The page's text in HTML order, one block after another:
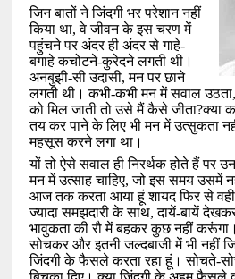
जिन बातों ने जिंदगी भर परेशान नहीं
किया था, वे जीवन के इस चरण में
पहुंचने पर अंदर ही अंदर से गाहे-
बगाहे कचोटने-कुरेदने लगती थी।
अनबुझी-सी उदासी, मन पर छाने
लगती थी। कभी-कभी मन में सवाल उठता,
को मिल जाती तो उसे मैं कैसे जीता?क्या
तय कर पाने के लिए भी मन में उत्सुकता
महसूस करने लगा था।
यों तो ऐसे सवाल ही निरर्थक होते हैं पर
मन में उत्साह चाहिए, जो इस समय उसमें
आज तक करता आया हूं शायद फिर से
ज्यादा समझदारी के साथ, दायें-बायें
भावुकता की रौ में बहकर कुछ नहीं
सोचकर और इतनी जल्दबाजी में भी नहीं
जिंदगी के फैसले करता रहा हूं। सोचते-